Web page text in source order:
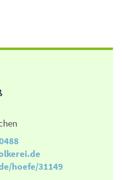
hoefe/31149